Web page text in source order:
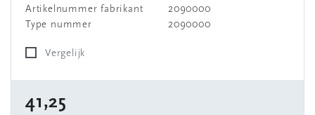
Artikelnummer fabrikant
2090000
Type nummer
2090000
Vergelijk
41,25